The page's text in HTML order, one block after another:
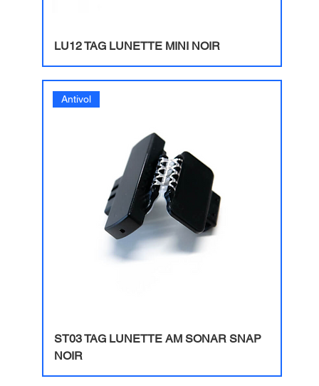
LU12 TAG LUNETTE MINI NOIR
Antivol
ST03 TAG LUNETTE AM SONAR SNAP
NOIR